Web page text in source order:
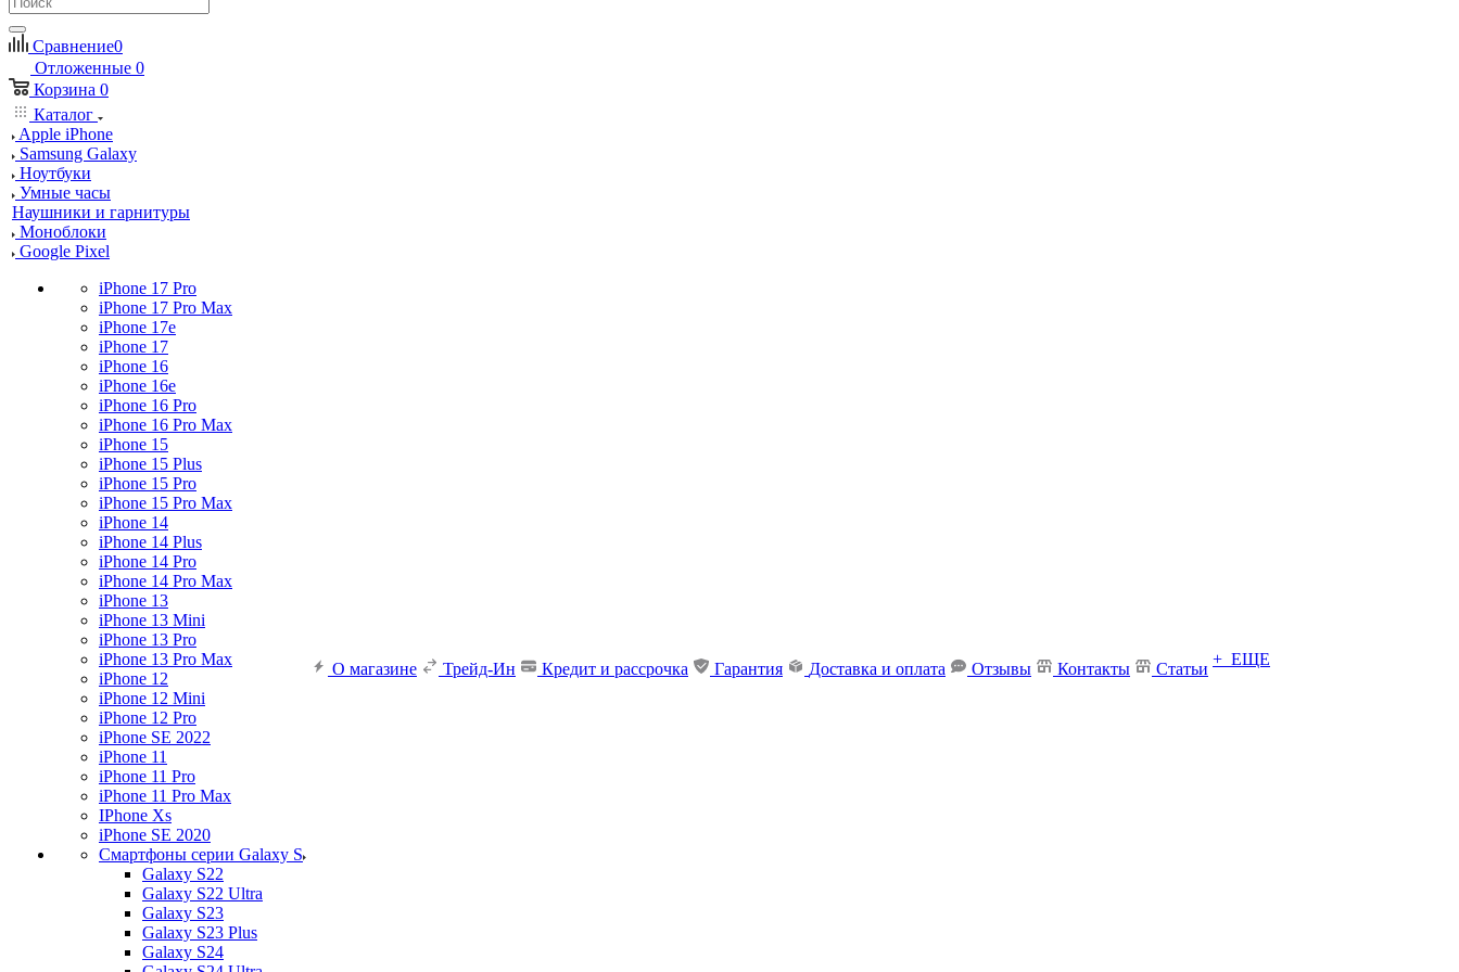
Сравнение0
Отложенные 0
Корзина 0
Каталог
Apple iPhone
Samsung Galaxy
Ноутбуки
Умные часы
Наушники и гарнитуры
Моноблоки
Google Pixel
iPhone 17 Pro
iPhone 17 Pro Max
iPhone 17e
iPhone 17
iPhone 16
iPhone 16e
iPhone 16 Pro
iPhone 16 Pro Max
iPhone 15
iPhone 15 Plus
iPhone 15 Pro
iPhone 15 Pro Max
iPhone 14
iPhone 14 Plus
iPhone 14 Pro
iPhone 14 Pro Max
iPhone 13
iPhone 13 Mini
iPhone 13 Pro
iPhone 13 Pro Max
iPhone 12
iPhone 12 Mini
iPhone 12 Pro
iPhone SE 2022
iPhone 11
iPhone 11 Pro
iPhone 11 Pro Max
IPhone Xs
iPhone SE 2020
Смартфоны серии Galaxy S
Galaxy S22
Galaxy S22 Ultra
Galaxy S23
Galaxy S23 Plus
Galaxy S24
О магазине Трейд-Ин Кредит и рассрочка Гарантия Доставка и оплата Отзывы Контакты Статьи
+ ЕЩЕ